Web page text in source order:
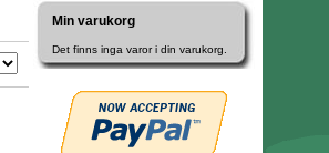
Min varukorg
Det finns inga varor i din varukorg.